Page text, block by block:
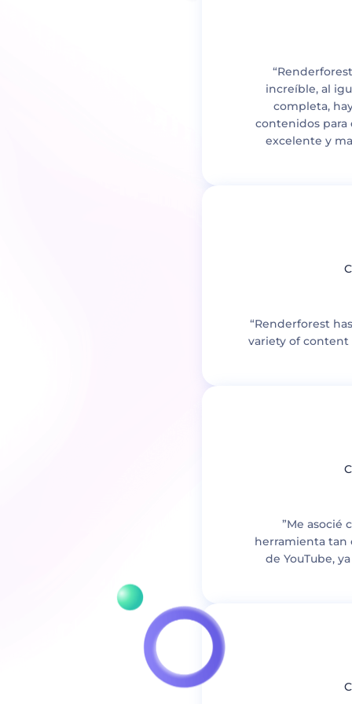
increíble, al
completa,
contenidos para
excelente y
“Renderforest
variety of
”Me asocié
herramienta tan
de YouTube,